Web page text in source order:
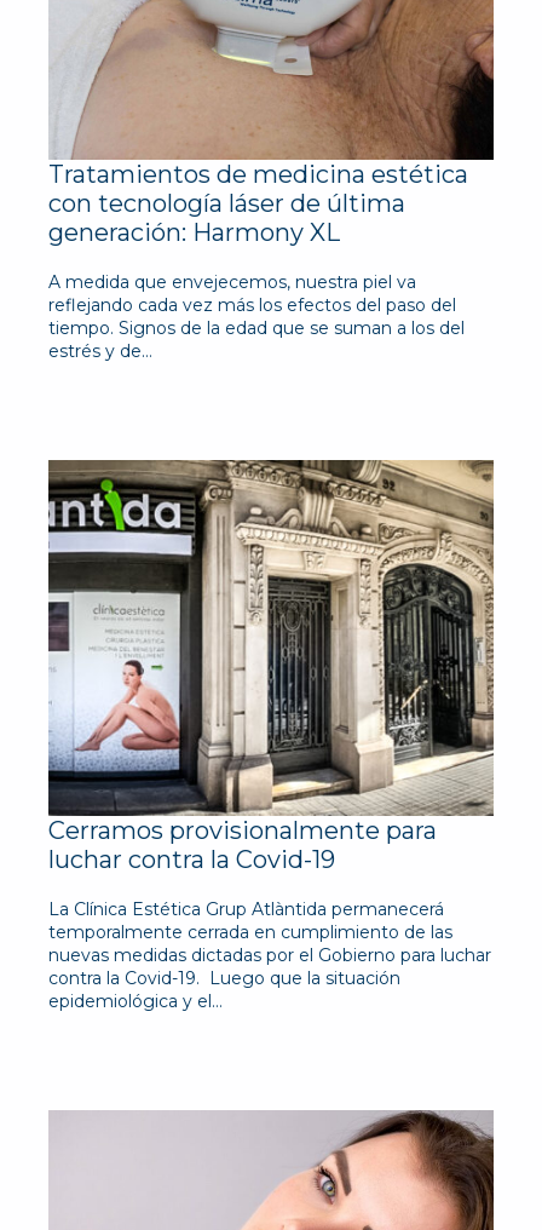
Tratamientos de medicina estética
con tecnología láser de última
generación: Harmony XL
A medida que envejecemos, nuestra piel va
reflejando cada vez más los efectos del paso del
tiempo. Signos de la edad que se suman a los del
estrés y de…
Cerramos provisionalmente para
luchar contra la Covid-19
La Clínica Estética Grup Atlàntida permanecerá
temporalmente cerrada en cumplimiento de las
nuevas medidas dictadas por el Gobierno para luchar
contra la Covid-19. Luego que la situación
epidemiológica y el…